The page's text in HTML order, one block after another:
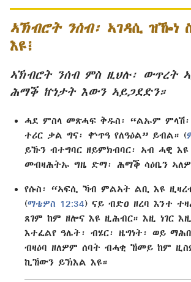
ኣኽብሮት ንሰብ፡ ኣገዳሲ ዝዀነ
እዩ፧
ኣኽብሮት ንሰብ ምስ ዚህሉ፡ ውጥረት
ሕማቕ ኵነታት እውን ኣይጋደድን።
ሓደ ምስላ መጽሓፍ ቅዱስ፡ “ልኡም ምላሽ፡
ተሪር ቃል ግና፡ ቍጥዓ የለዓዕል” ይብል። (
ይኹን ብተግባር ዘይምክብባር፡ ኣብ ሓዊ
መብዛሕትኡ ግዜ ድማ፡ ሕማቕ ሳዕቤን
የሱስ፡ “ኣፍሲ ኻብ ምልኣት ልቢ እዩ
(ማቴዎስ 12:34) ናይ ብድዐ ዘረባ እንተ
ጸገም ከም ዘሎና እዩ ዚሕብር። እዚ ነገር
እተፈልየ ዓሌት፡ ብሄር፡ ዜግነት፡ ወይ
ብዛዕባ ዘለዎም ሰባት ብሓቂ ኸመይ ከም
ኪኸውን ይኽእል እዩ።